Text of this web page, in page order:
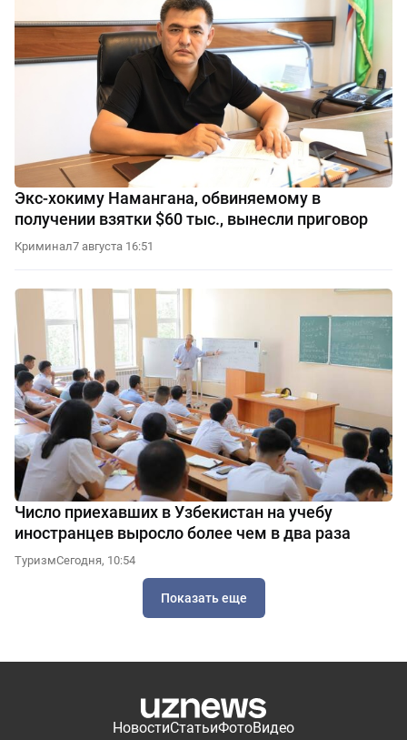
Экс-хокиму Намангана, обвиняемому в
получении взятки $60 тыс., вынесли приговор
Криминал7 августа 16:51
Число приехавших в Узбекистан на учебу
иностранцев выросло более чем в два раза
ТуризмСегодня, 10:54
Показать еще
НовостиСтатьиФотоВидео